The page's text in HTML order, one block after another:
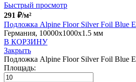
Быстрый просмотр
291 ₽/м²
Подложка Alpine Floor Silver Foil Blue
Германия, 10000x1000x1.5 мм
В КОРЗИНУ
Закрыть
Подложка Alpine Floor Silver Foil Blue
Площадь: